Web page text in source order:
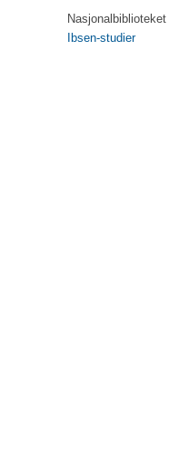
Ibsen-studier